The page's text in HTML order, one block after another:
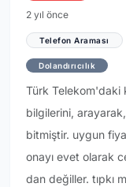
2 yıl önce
Telefon Araması
Dolandırıcılık
Türk Telekom'daki
bilgilerini, arayarak,
bitmiştir. uygun
onayı evet olarak
dan değiller. tıpkı